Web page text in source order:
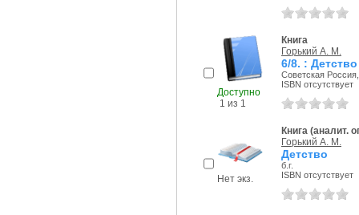
Доступно
1 из 1
Книга
Горький А. М.
6/8. : Детство
Советская Россия,
ISBN отсутствует
Нет экз.
Книга (аналит.
Горький А. М.
Детство
б.г.
ISBN отсутствует